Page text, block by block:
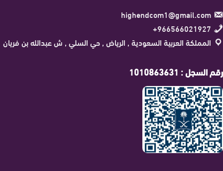
highendcom1@gmail.com
966566021927+
المملكة العربية السعودية , الرياض , حي السلي , ش عبدالله بن فريان
رقم السجل : 1010863631